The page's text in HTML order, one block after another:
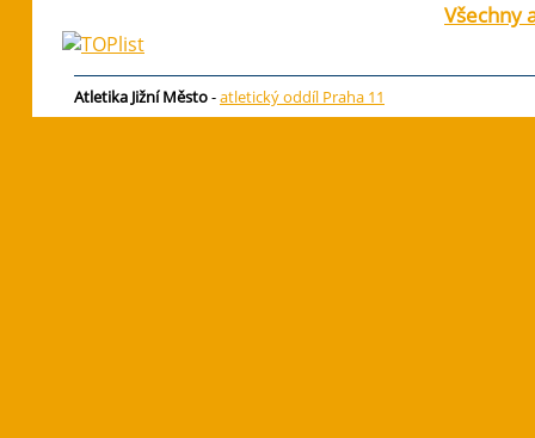
Všechny
Atletika Jižní Město-atletický oddíl Praha 11